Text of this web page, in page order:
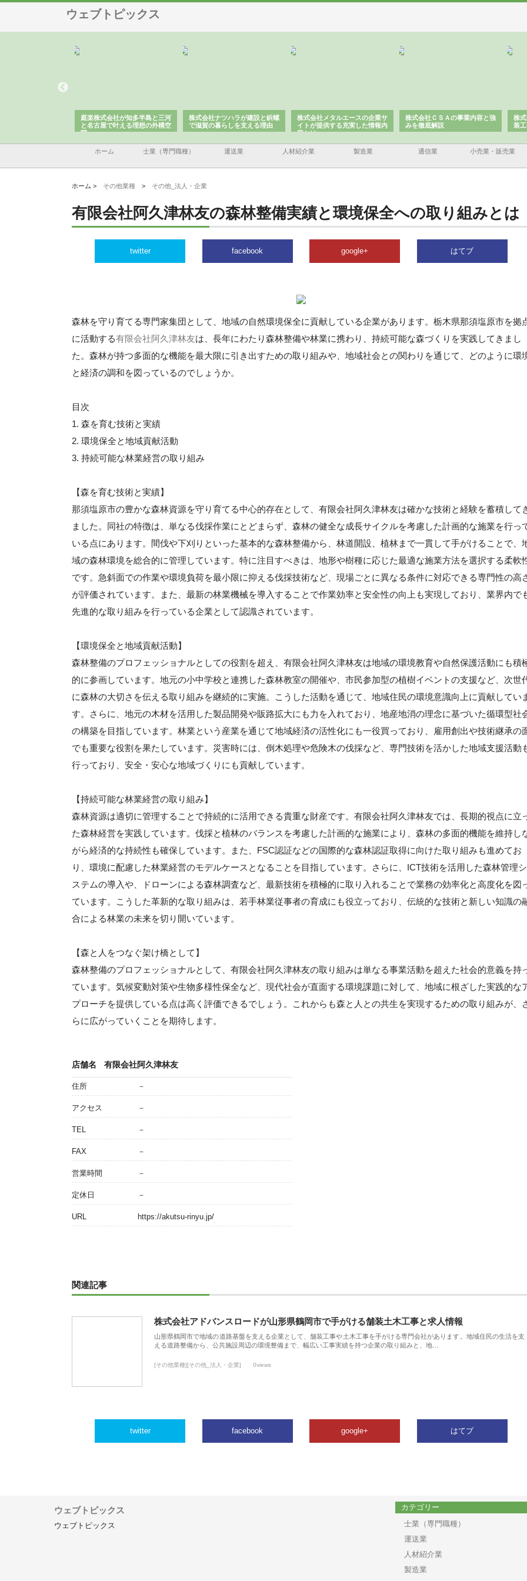
ウェブトピックス
庭楽株式会社が知多半島と三河
と名古屋で叶える理想の外構空
間
株式会社ナツハラが建設と鋲螺
で滋賀の暮らしを支える理由
株式会社メタルエースの企業サ
イトが提供する充実した情報内
容とは
株式会社ＣＳＡの事業内容と強
みを徹底解説
株
装
ホーム 士業（専門職種） 運送業 人材紹介業 製造業 通信業 小売業・販売業
ホーム > その他業種 > その他_法人・企業
有限会社阿久津林友の森林整備実績と環境保全への取り組みとは
twitter facebook google+ はてブ
森林を守り育てる専門家集団として、地域の自然環境保全に貢献している企業があります。栃木県那須塩原市を拠
に活動する有限会社阿久津林友は、長年にわたり森林整備や林業に携わり、持続可能な森づくりを実践してきまし
た。森林が持つ多面的な機能を最大限に引き出すための取り組みや、地域社会との関わりを通じて、どのように環
と経済の調和を図っているのでしょうか。
目次
1. 森を育む技術と実績
2. 環境保全と地域貢献活動
3. 持続可能な林業経営の取り組み
【森を育む技術と実績】
那須塩原市の豊かな森林資源を守り育てる中心的存在として、有限会社阿久津林友は確かな技術と経験を蓄積して
ました。同社の特徴は、単なる伐採作業にとどまらず、森林の健全な成長サイクルを考慮した計画的な施業を行っ
いる点にあります。間伐や下刈りといった基本的な森林整備から、林道開設、植林まで一貫して手がけることで、
域の森林環境を総合的に管理しています。特に注目すべきは、地形や樹種に応じた最適な施業方法を選択する柔軟
です。急斜面での作業や環境負荷を最小限に抑える伐採技術など、現場ごとに異なる条件に対応できる専門性の高
が評価されています。また、最新の林業機械を導入することで作業効率と安全性の向上も実現しており、業界内で
先進的な取り組みを行っている企業として認識されています。
【環境保全と地域貢献活動】
森林整備のプロフェッショナルとしての役割を超え、有限会社阿久津林友は地域の環境教育や自然保護活動にも積
的に参画しています。地元の小中学校と連携した森林教室の開催や、市民参加型の植樹イベントの支援など、次世
に森林の大切さを伝える取り組みを継続的に実施。こうした活動を通じて、地域住民の環境意識向上に貢献してい
す。さらに、地元の木材を活用した製品開発や販路拡大にも力を入れており、地産地消の理念に基づいた循環型社
の構築を目指しています。林業という産業を通じて地域経済の活性化にも一役買っており、雇用創出や技術継承の
でも重要な役割を果たしています。災害時には、倒木処理や危険木の伐採など、専門技術を活かした地域支援活動
行っており、安全・安心な地域づくりにも貢献しています。
【持続可能な林業経営の取り組み】
森林資源は適切に管理することで持続的に活用できる貴重な財産です。有限会社阿久津林友では、長期的視点に立
た森林経営を実践しています。伐採と植林のバランスを考慮した計画的な施業により、森林の多面的機能を維持し
がら経済的な持続性も確保しています。また、FSC認証などの国際的な森林認証取得に向けた取り組みも進めてお
り、環境に配慮した林業経営のモデルケースとなることを目指しています。さらに、ICT技術を活用した森林管理シ
ステムの導入や、ドローンによる森林調査など、最新技術を積極的に取り入れることで業務の効率化と高度化を図
ています。こうした革新的な取り組みは、若手林業従事者の育成にも役立っており、伝統的な技術と新しい知識の
合による林業の未来を切り開いています。
【森と人をつなぐ架け橋として】
森林整備のプロフェッショナルとして、有限会社阿久津林友の取り組みは単なる事業活動を超えた社会的意義を持
ています。気候変動対策や生物多様性保全など、現代社会が直面する環境課題に対して、地域に根ざした実践的な
プローチを提供している点は高く評価できるでしょう。これからも森と人との共生を実現するための取り組みが、
らに広がっていくことを期待します。
店舗名 有限会社阿久津林友
住所 －
アクセス －
TEL －
FAX －
営業時間 －
定休日 －
URL https://akutsu-rinyu.jp/
関連記事
株式会社アドバンスロードが山形県鶴岡市で手がける舗装土木工事と求人情報
山形県鶴岡市で地域の道路基盤を支える企業として、舗装工事や土木工事を手がける専門会社があります。地域住民の生活を支
える道路整備から、公共施設周辺の環境整備まで、幅広い工事実績を持つ企業の取り組みと、地…
[その他業種][その他_法人・企業] 0views
twitter facebook google+ はてブ
ウェブトピックス
ウェブトピックス
カテゴリー
士業（専門職種）
運送業
人材紹介業
製造業